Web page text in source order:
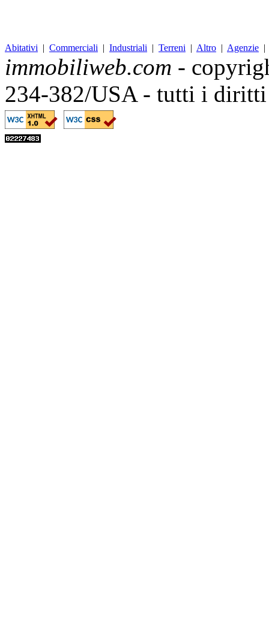
Abitativi | Commerciali | Industriali | Terreni | Altro | Agenzie
immobiliweb.com -
234-382/USA - tutti i